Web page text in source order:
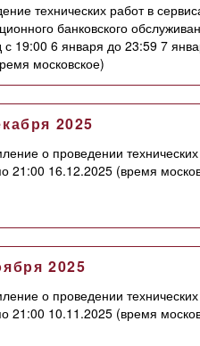
технических работ в
банковского
с 19:00 6 января до 23:59 7
московское)
2025
о проведении
21:00 16.12.2025 (время
2025
о проведении
21:00 10.11.2025 (время